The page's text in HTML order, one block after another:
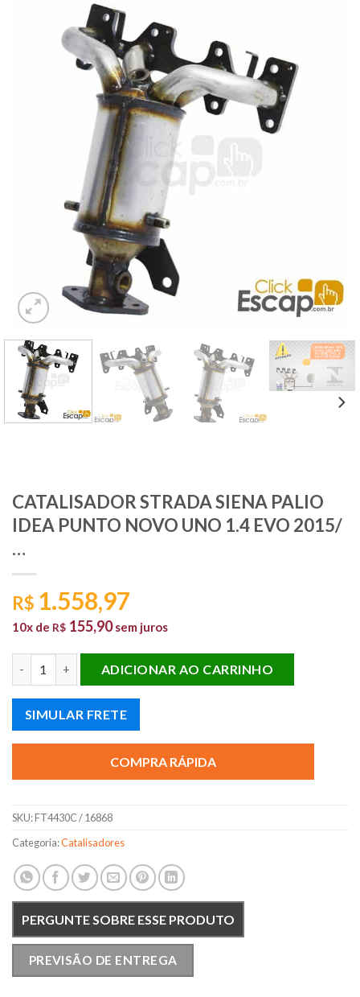
CATALISADOR STRADA SIENA PALIO
IDEA PUNTO NOVO UNO 1.4 EVO 2015/
…
R$ 1.558,97
10x de R$ 155,90 sem juros
ADICIONAR AO CARRINHO
SIMULAR FRETE
COMPRA RÁPIDA
SKU:FT4430C / 16868
Categoria:Catalisadores
PERGUNTE SOBRE ESSE PRODUTO
PREVISÃO DE ENTREGA